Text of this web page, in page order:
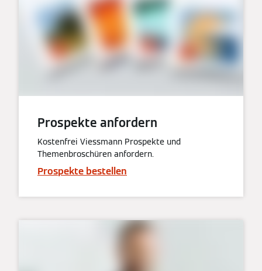
Prospekte anfordern
Kostenfrei Viessmann Prospekte und
Themenbroschüren anfordern.
Prospekte bestellen